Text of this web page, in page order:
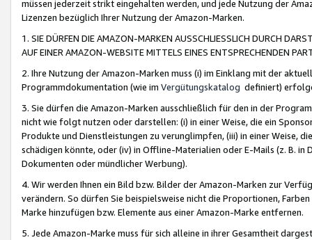
müssen jederzeit strikt eingehalten werden, und jede Nutzung der
Lizenzen bezüglich Ihrer Nutzung der Amazon-Marken.
1. SIE DÜRFEN DIE AMAZON-MARKEN AUSSCHLIESSLICH DURCH
AUF EINER AMAZON-WEBSITE MITTELS EINES ENTSPRECHENDEN
2. Ihre Nutzung der Amazon-Marken muss (i) im Einklang mit der
Programmdokumentation (wie im Vergütungskatalog definiert)
3. Sie dürfen die Amazon-Marken ausschließlich für den in der
nicht wie folgt nutzen oder darstellen: (i) in einer Weise, die ein
Produkte und Dienstleistungen zu verunglimpfen, (iii) in einer Weise,
schädigen könnte, oder (iv) in Offline-Materialien oder E-Mails (z. B. in
Dokumenten oder mündlicher Werbung).
4. Wir werden Ihnen ein Bild bzw. Bilder der Amazon-Marken zur
verändern. So dürfen Sie beispielsweise nicht die Proportionen,
Marke hinzufügen bzw. Elemente aus einer Amazon-Marke entfernen.
5. Jede Amazon-Marke muss für sich alleine in ihrer Gesamtheit